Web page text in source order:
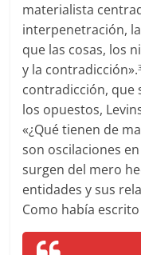
materialista
interpenetración,
que las cosas, los
y la contradicción».
contradicción, que
los opuestos,
«¿Qué tienen de
son oscilaciones
surgen del mero
entidades y sus
Como había